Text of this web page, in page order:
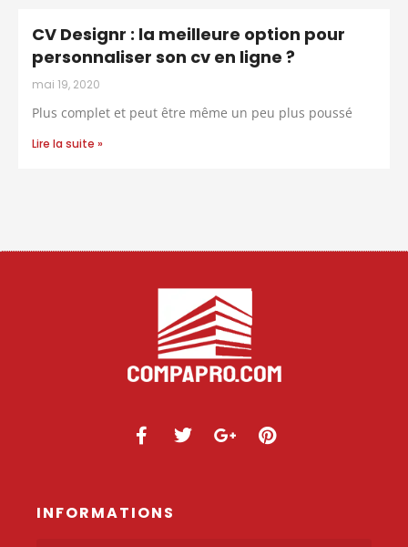
CV Designr : la meilleure option pour
personnaliser son cv en ligne ?
mai 19, 2020
Plus complet et peut être même un peu plus poussé
Lire la suite »
INFORMATIONS